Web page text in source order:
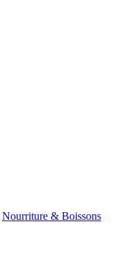
Nourriture & Boissons